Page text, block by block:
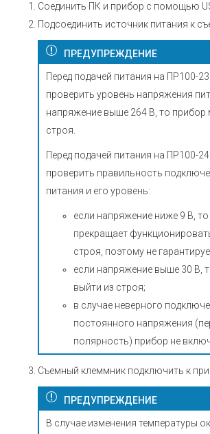
Соединить ПК и прибор с помощью
Подсоединить источник питания к
ПРЕДУПРЕЖДЕНИЕ
Перед подачей питания на ПР100-
проверить уровень напряжения
напряжение выше 264 В, то прибор
строя.
Перед подачей питания на ПР100-
проверить правильность
питания и его уровень:
если напряжение ниже 9 В,
прекращает
строя, поэтому не
если напряжение выше 30 В,
выйти из строя;
в случае неверного
постоянного напряжения
полярность) прибор не
Съемный клеммник подключить к
ПРЕДУПРЕЖДЕНИЕ
В случае изменения температуры